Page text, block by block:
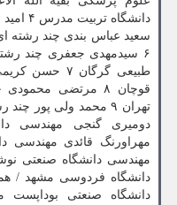
سعید عباس بندی چند رشته
۶ سیدمهدی جعفری چند
طبیعی گرگان
قوچان ۸ مرتضی
دانشگاه فردوسی مشهد /